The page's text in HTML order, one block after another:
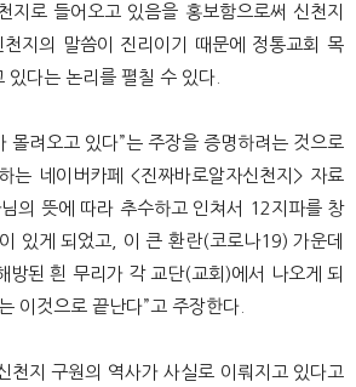
지로 들어오고 있음을 홍보함으로써 신천지
지의 말씀이 진리이기 때문에 정통교회 목
있다는 논리를 펼칠 수 있다.
몰려오고 있다”는 주장을 증명하려는 것으로
는 네이버카페 <진짜바로알자신천지> 자료
의 뜻에 따라 추수하고 인쳐서 12지파를 창
있게 되었고, 이 큰 환란(코로나19) 가운데
방된 흰 무리가 각 교단(교회)에서 나오게 되
이것으로 끝난다”고 주장한다.
천지 구원의 역사가 사실로 이뤄지고 있다고